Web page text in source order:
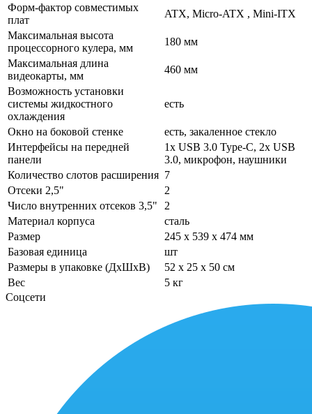
Форм-фактор совместимых
плат
ATX, Micro-ATX , Mini-ITX
Максимальная высота
процессорного кулера, мм
180 мм
Максимальная длина
видеокарты, мм
460 мм
Возможность установки
системы жидкостного
охлаждения
есть
Окно на боковой стенке
есть, закаленное стекло
Интерфейсы на передней
панели
1x USB 3.0 Type-C, 2x USB
3.0, микрофон, наушники
Количество слотов расширения 7
Отсеки 2,5"
2
Число внутренних отсеков 3,5"
2
Материал корпуса
сталь
Размер
245 x 539 x 474 мм
Базовая единица
шт
Размеры в упаковке (ДхШхВ)
52 x 25 x 50 см
Вес
5 кг
Соцсети